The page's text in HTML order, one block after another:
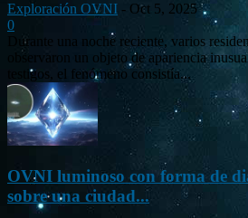
Exploración OVNI - Oct 5, 2025
0
Durante una noche reciente, varios
observaron un objeto de apariencia
testigos, el fenómeno consistía...
OVNI luminoso con forma de
sobre una ciudad...